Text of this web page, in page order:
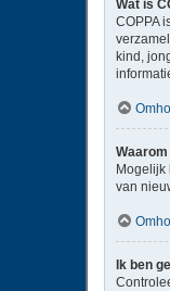
Wat is
COPPA
kind,
Mogelijk
van
Ik ben